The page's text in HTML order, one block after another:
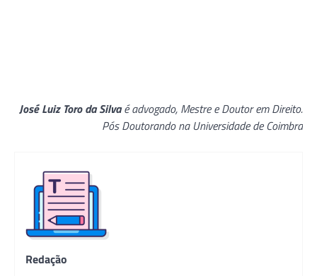
José Luiz Toro da Silvaé advogado, Mestre e Doutor em Direito.
Pós Doutorando na Universidade de Coimbra
Redação